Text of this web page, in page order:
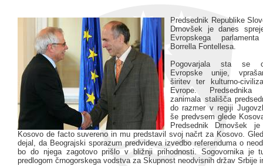
Predsednik Republike
Drnovšek je danes
Evropskega
Borrella Fontellesa.
Pogovarjala sta se
Evropske unije,
širitev ter kulturno-
Evrope.
zanimala stališča
do razmer v regiji
še predvsem glede
Predsednik Drnovšek
Kosovo de facto suvereno in mu predstavil svoj načrt za Kosovo.
dejal, da Beograjski sporazum predvideva izvedbo referenduma o
bo do njega zagotovo prišlo v bližnji prihodnosti. Sogovornika je
predlogom črnogorskega vodstva za Skupnost neodvisnih držav Srbije